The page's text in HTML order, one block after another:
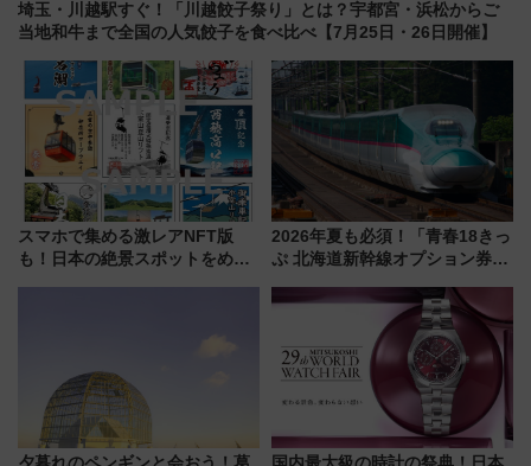
埼玉・川越駅すぐ！「川越餃子祭り」とは？宇都宮・浜松からご
当地和牛まで全国の人気餃子を食べ比べ【7月25日・26日開催】
スマホで集める激レアNFT版
も！日本の絶景スポットをめぐ
2026年夏も必須！「青春18きっ
ぷ 北海道新幹線オプション券」
の罠